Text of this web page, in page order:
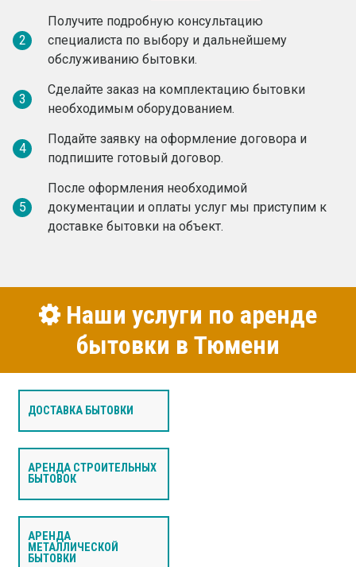
2
Получите подробную консультацию
специалиста по выбору и дальнейшему
обслуживанию бытовки.
3
Сделайте заказ на комплектацию бытовки
необходимым оборудованием.
4
Подайте заявку на оформление договора и
подпишите готовый договор.
5
После оформления необходимой
документации и оплаты услуг мы приступим к
доставке бытовки на объект.
Наши услуги по аренде
бытовки в Тюмени
ДОСТАВКА БЫТОВКИ
АРЕНДА СТРОИТЕЛЬНЫХ
БЫТОВОК
АРЕНДА
МЕТАЛЛИЧЕСКОЙ
БЫТОВКИ